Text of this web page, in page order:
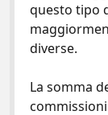
questo tipo
diverse.
La somma